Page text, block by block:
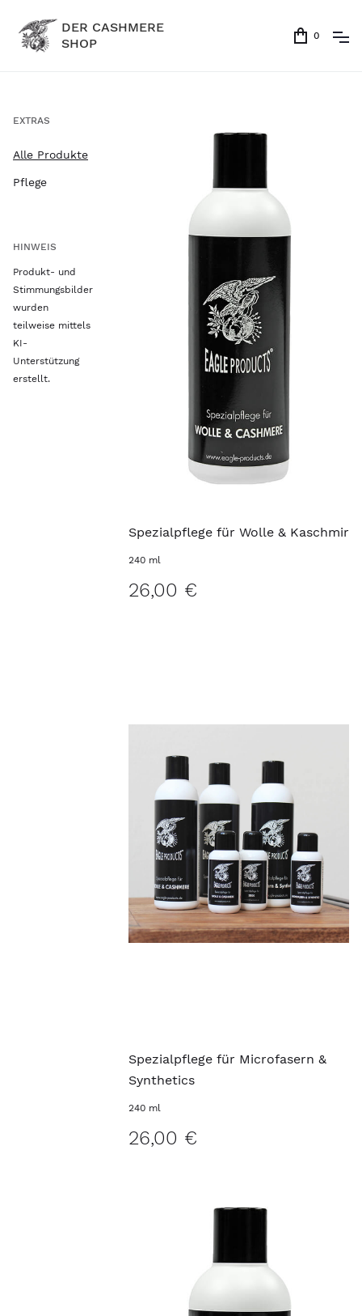
DER CASHMERE
SHOP
0
Spezialpflege für Wolle & Kaschmir
240 ml
26,00 €
Spezialpflege für Microfasern &
Synthetics
240 ml
26,00 €
EXTRAS
Alle Produkte
Pflege
HINWEIS
Produkt- und
Stimmungsbilder
wurden
teilweise mittels
KI-
Unterstützung
erstellt.